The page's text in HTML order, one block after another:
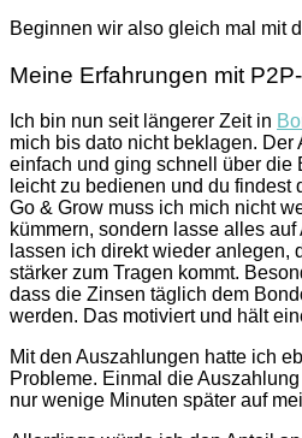
Beginnen wir also gleich mal mit
Meine Erfahrungen mit
Ich bin nun seit längerer Zeit in
mich bis dato nicht beklagen.
einfach und ging schnell über die
leicht zu bedienen und du findest
Go & Grow muss ich mich nicht
kümmern, sondern lasse alles
lassen ich direkt wieder anlegen,
stärker zum Tragen kommt.
dass die Zinsen täglich dem
werden. Das motiviert und hält
Mit den Auszahlungen hatte ich
Probleme. Einmal die
nur wenige Minuten später auf